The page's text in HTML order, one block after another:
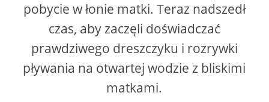
pobycie w łonie matki. Teraz nadszedł
czas, aby zaczęli doświadczać
prawdziwego dreszczyku i rozrywki
pływania na otwartej wodzie z bliskimi
matkami.